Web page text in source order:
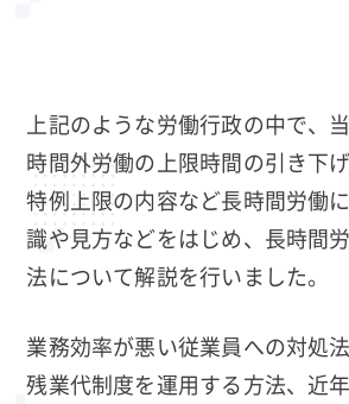
上記のような労働行政の中で、
時間外労働の上限時間の引き下
特例上限の内容など長時間労働
識や見方などをはじめ、長時間
法について解説を行いました。
業務効率が悪い従業員への対処
残業代制度を運用する方法、近